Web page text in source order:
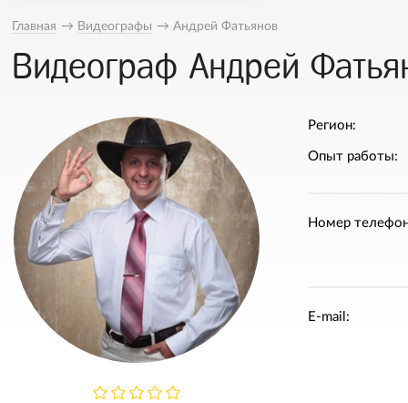
Главная → Видеографы → Андрей Фатьянов
Видеограф Андрей
Регион:
Опыт работы:
Номер
E-mail: